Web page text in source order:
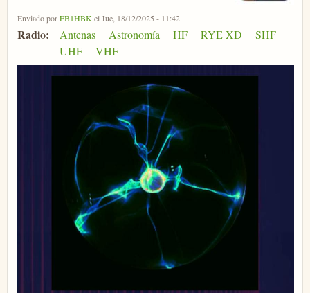
Enviado porEB1HBK el Jue, 18/12/2025 - 11:42
Radio: Antenas Astronomía HF RYE XD
SHF
UHF
VHF